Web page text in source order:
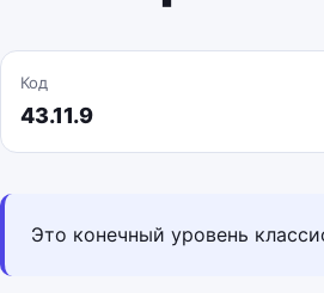
Код
43.11.9
Это конечный уровень